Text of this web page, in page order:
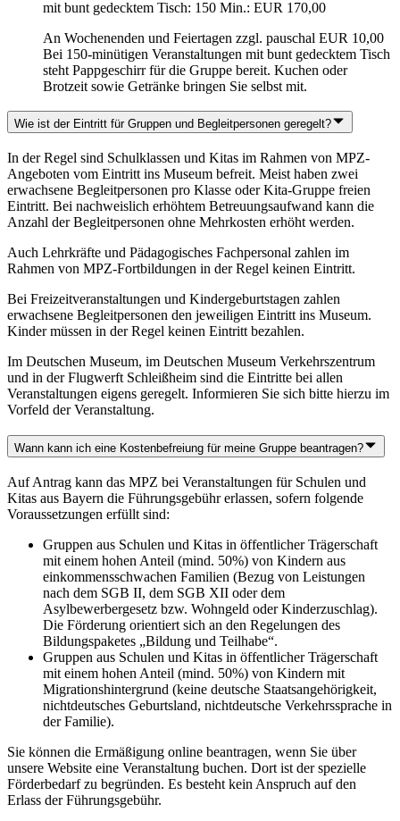
mit bunt gedecktem Tisch: 150 Min.: EUR 170,00
An Wochenenden und Feiertagen zzgl. pauschal EUR 10,00
Bei 150-minütigen Veranstaltungen mit bunt gedecktem Tisch
steht Pappgeschirr für die Gruppe bereit. Kuchen oder
Brotzeit sowie Getränke bringen Sie selbst mit.
Wie ist der Eintritt für Gruppen und Begleitpersonen geregelt?
In der Regel sind Schulklassen und Kitas im Rahmen von MPZ-
Angeboten vom Eintritt ins Museum befreit. Meist haben zwei
erwachsene Begleitpersonen pro Klasse oder Kita-Gruppe freien
Eintritt. Bei nachweislich erhöhtem Betreuungsaufwand kann die
Anzahl der Begleitpersonen ohne Mehrkosten erhöht werden.
Auch Lehrkräfte und Pädagogisches Fachpersonal zahlen im
Rahmen von MPZ-Fortbildungen in der Regel keinen Eintritt.
Bei Freizeitveranstaltungen und Kindergeburtstagen zahlen
erwachsene Begleitpersonen den jeweiligen Eintritt ins Museum.
Kinder müssen in der Regel keinen Eintritt bezahlen.
Im Deutschen Museum, im Deutschen Museum Verkehrszentrum
und in der Flugwerft Schleißheim sind die Eintritte bei allen
Veranstaltungen eigens geregelt. Informieren Sie sich bitte hierzu im
Vorfeld der Veranstaltung.
Wann kann ich eine Kostenbefreiung für meine Gruppe beantragen?
Auf Antrag kann das MPZ bei Veranstaltungen für Schulen und
Kitas aus Bayern die Führungsgebühr erlassen, sofern folgende
Voraussetzungen erfüllt sind:
Gruppen aus Schulen und Kitas in öffentlicher Trägerschaft
mit einem hohen Anteil (mind. 50%) von Kindern aus
einkommensschwachen Familien (Bezug von Leistungen
nach dem SGB II, dem SGB XII oder dem
Asylbewerbergesetz bzw. Wohngeld oder Kinderzuschlag).
Die Förderung orientiert sich an den Regelungen des
Bildungspaketes „Bildung und Teilhabe“.
Gruppen aus Schulen und Kitas in öffentlicher Trägerschaft
mit einem hohen Anteil (mind. 50%) von Kindern mit
Migrationshintergrund (keine deutsche Staatsangehörigkeit,
nichtdeutsches Geburtsland, nichtdeutsche Verkehrssprache in
der Familie).
Sie können die Ermäßigung online beantragen, wenn Sie über
unsere Website eine Veranstaltung buchen. Dort ist der spezielle
Förderbedarf zu begründen. Es besteht kein Anspruch auf den
Erlass der Führungsgebühr.